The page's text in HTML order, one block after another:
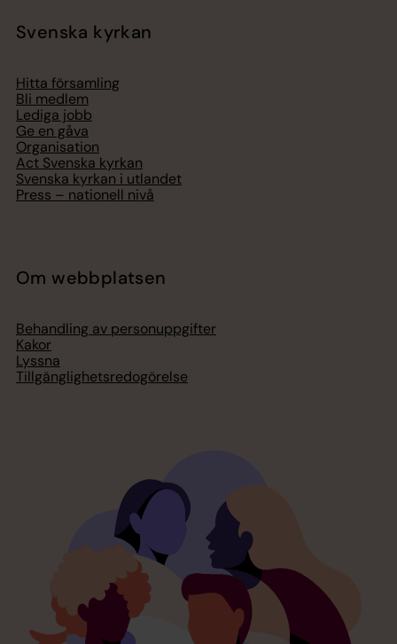
Svenska kyrkan
Hitta församling
Bli medlem
Lediga jobb
Ge en gåva
Organisation
Act Svenska kyrkan
Svenska kyrkan i utlandet
Press – nationell nivå
Om webbplatsen
Behandling av personuppgifter
Kakor
Lyssna
Tillgänglighetsredogörelse